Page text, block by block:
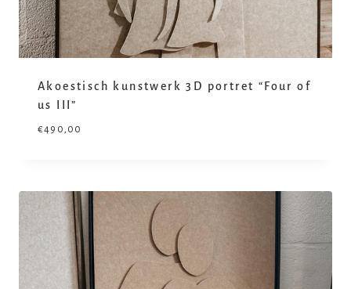
Akoestisch kunstwerk 3D portret “Four of
us III”
€490,00